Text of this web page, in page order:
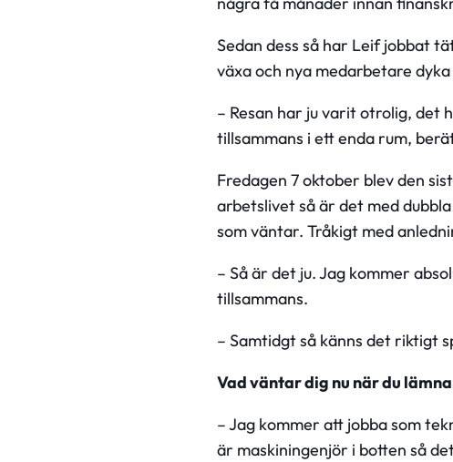
Sedan dess så har Leif jobbat
växa och nya medarbetare
– Resan har ju varit otrolig, det
tillsammans i ett enda rum,
Fredagen 7 oktober blev den
arbetslivet så är det med
som väntar. Tråkigt med
– Så är det ju. Jag kommer
tillsammans.
– Samtidgt så känns det riktigt
Vad väntar dig nu när du
– Jag kommer att jobba som
är maskiningenjör i botten så